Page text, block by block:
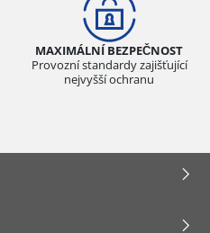
MAXIMÁLNÍ BEZPEČNOST
Provozní standardy zajišťující
nejvyšší ochranu